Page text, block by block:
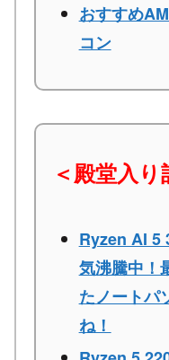
おすすめ
コン
＜殿堂入り
Ryzen AI 5
気沸騰中！
たノートパ
ね！